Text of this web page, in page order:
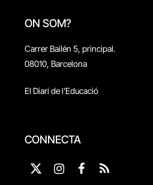
ON SOM?
Carrer Bailén 5, principal.
08010, Barcelona
El Diari de l'Educació
CONNECTA
X
Instagram
Facebook
RSS